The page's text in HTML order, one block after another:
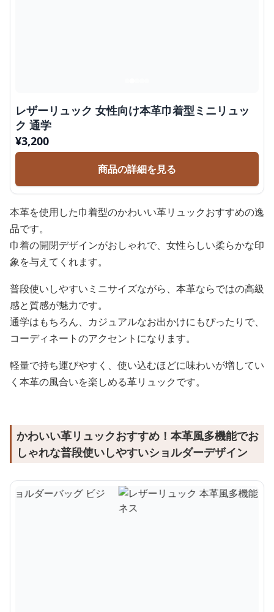
レザーリュック 女性向け本革巾着型ミニリュッ
ク 通学
¥3,200
商品の詳細を見る
本革を使用した巾着型のかわいい革リュックおすすめの逸
品です。
巾着の開閉デザインがおしゃれで、女性らしい柔らかな印
象を与えてくれます。
普段使いしやすいミニサイズながら、本革ならではの高級
感と質感が魅力です。
通学はもちろん、カジュアルなお出かけにもぴったりで、
コーディネートのアクセントになります。
軽量で持ち運びやすく、使い込むほどに味わいが増してい
く本革の風合いを楽しめる革リュックです。
かわいい革リュックおすすめ！本革風多機能でお
しゃれな普段使いしやすいショルダーデザイン